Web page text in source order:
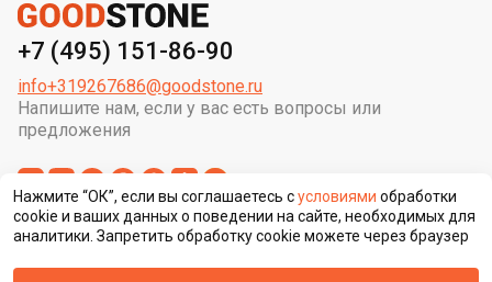
+7 (495) 151-86-90
Напишите нам, если у вас есть вопросы или
предложения
info+319267686@goodstone.ru
Сменить регион строительства
Нажмите “ОК”, если вы соглашаетесь сусловиями обработки
cookie и ваших данных о поведении на сайте, необходимых для
аналитики. Запретить обработку cookie можете через браузер